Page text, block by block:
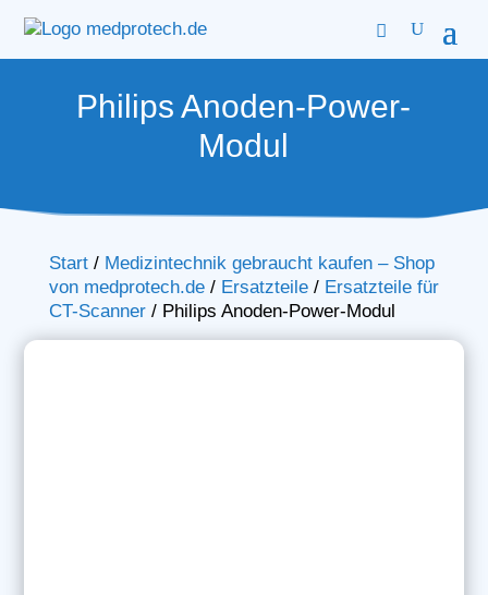
Philips Anoden-Power-
Modul
Start/ Medizintechnik gebraucht kaufen – Shop
von medprotech.de/ Ersatzteile/ Ersatzteile für
CT-Scanner/ Philips Anoden-Power-Modul